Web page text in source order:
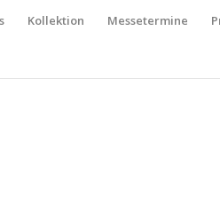
Kollektion Messetermine